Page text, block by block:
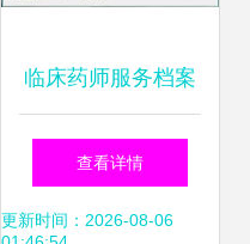
临床药师服务档案
管理高性价比软件
推荐
查看详情
更新时间：2026-08-06